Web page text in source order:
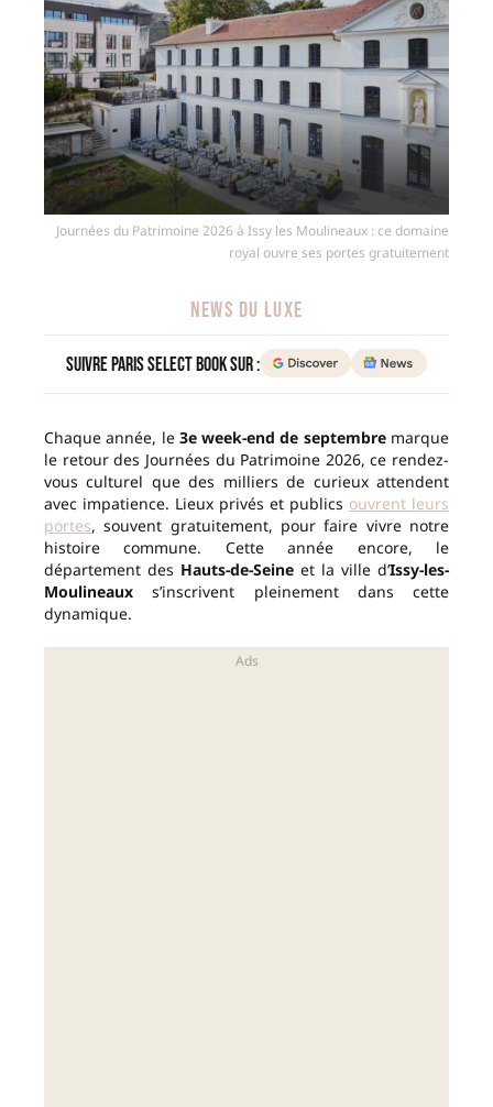
Journées du Patrimoine 2026 à Issy les Moulineaux : ce domaine
royal ouvre ses portes gratuitement
NEWS DU LUXE
Suivre Paris Select Book sur :
Chaque année, le 3e week-end de septembremarque
le retour des Journées du Patrimoine 2026, ce rendez-
vous culturel que des milliers de curieux attendent
avec impatience. Lieux privés et publics ouvrent leurs
portes, souvent gratuitement, pour faire vivre notre
histoire commune. Cette année encore, le
département des Hauts-de-Seine et la ville d’Issy-les-
Moulineaux s’inscrivent pleinement dans cette
dynamique.